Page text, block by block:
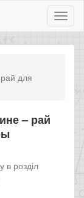
для
– рай
в розділ